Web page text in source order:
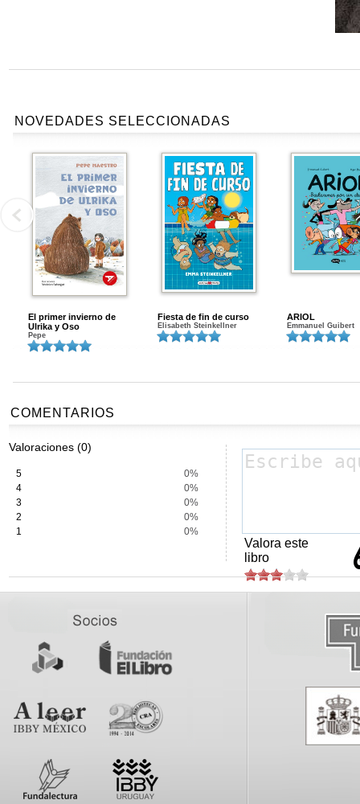
NOVEDADES SELECCIONADAS
El primer invierno de
Ulrika y Oso
Pepe
Fiesta de fin de curso
Elisabeth Steinkellner
ARIOL
Emmanuel Guibert
COMENTARIOS
Valoraciones (0)
5
0%
4
0%
3
0%
2
0%
1
0%
Valora este
libro